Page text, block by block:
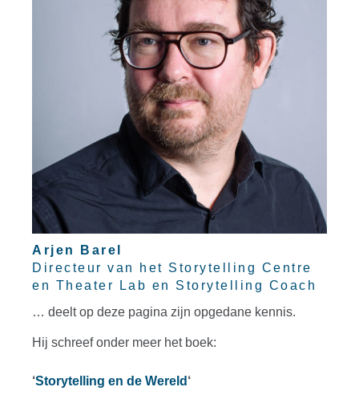
Arjen Barel
Directeur van het Storytelling Centre
en Theater Lab en Storytelling Coach
… deelt op deze pagina zijn opgedane kennis.
Hij schreef onder meer het boek:
‘Storytelling en de Wereld ‘